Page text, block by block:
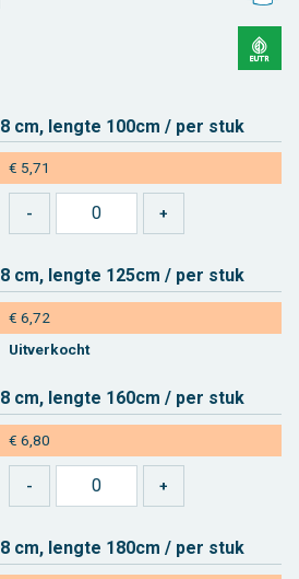
cm, leng­te 100cm / per stuk
€ 5,71
cm, leng­te 125cm / per stuk
€ 6,72
Uit­ver­kocht
cm, leng­te 160cm / per stuk
€ 6,80
cm, leng­te 180cm / per stuk